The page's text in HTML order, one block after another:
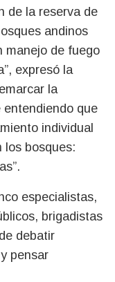
de la reserva de
andinos
manejo de fuego
expresó la
la
entendiendo que
individual
los bosques:
especialistas,
brigadistas
debatir
pensar